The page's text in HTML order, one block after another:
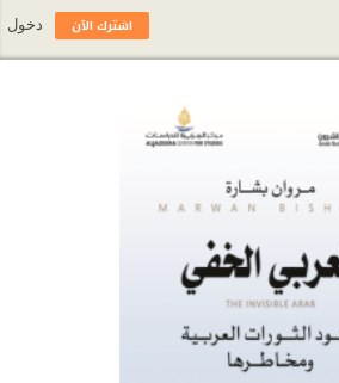
اشترك الآن دخول